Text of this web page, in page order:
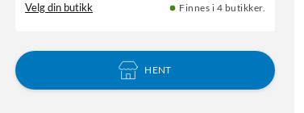
Velg din butikk Finnes i 4 butikker.
HENT